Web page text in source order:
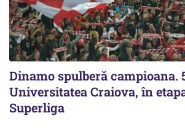
Dinamo spulberă campioana.
Universitatea Craiova, în
Superliga